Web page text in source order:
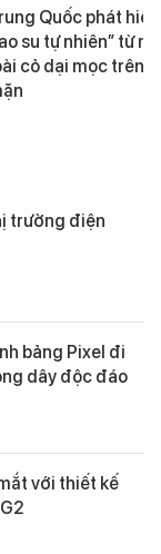
dự án bất động
Nẵng sắp bị kiểm
trường điện
bảng Pixel đi
dây độc đáo
với thiết kế